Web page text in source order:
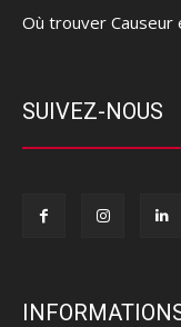
Où trouver Causeur
SUIVEZ-NOUS